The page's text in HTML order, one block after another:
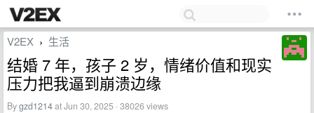
V2EX › 生活
结婚 7 年，孩子 2 岁，情绪价值和现实
压力把我逼到崩溃边缘
Bygzd1214at Jun 30, 2025 · 38026 views